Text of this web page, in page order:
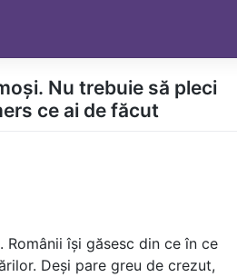
Nu trebuie să pleci
ce ai de făcut
își găsesc din ce în ce
Deși pare greu de crezut,